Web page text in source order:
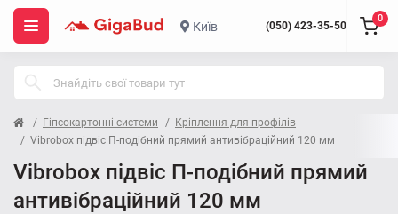
Київ (050) 423-35-50
0
Гіпсокартонні системи
Кріплення для профілів
Vibrobox підвіс П-подібний прямий антивібраційний 120 мм
Vibrobox підвіс П-подібний прямий
антивібраційний 120 мм